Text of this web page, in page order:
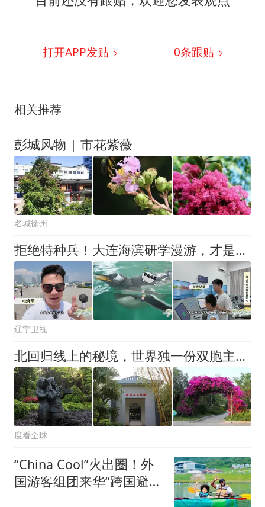
打开APP发贴 0条跟贴
相关推荐
彭城风物 | 市花紫薇
名城徐州
拒绝特种兵！大连海滨研学漫游，才是暑假高质量遛娃的正确方式！
辽宁卫视
北回归线上的秘境，世界独一份双胞主题园区，藏着怎样的民俗密码
度看全球
“China Cool”火出圈！外
国游客组团来华“跨国避